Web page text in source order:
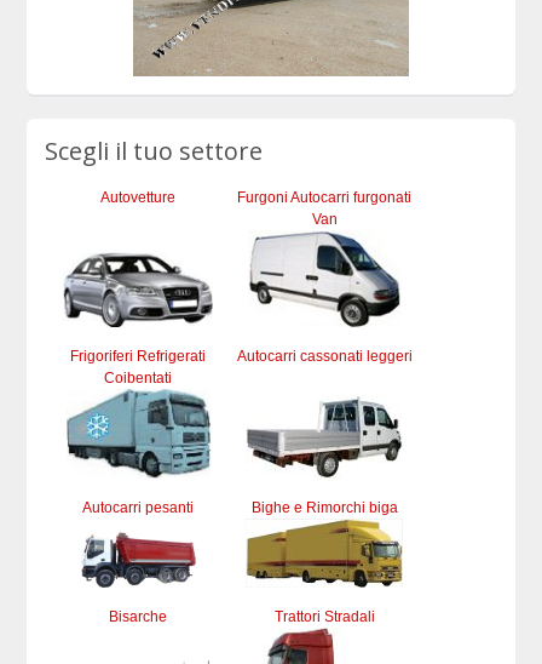
Scegli il tuo settore
Autovetture
Furgoni Autocarri furgonati
Van
Frigoriferi Refrigerati
Coibentati
Autocarri cassonati leggeri
Autocarri pesanti Bighe e Rimorchi biga
Bisarche Trattori Stradali